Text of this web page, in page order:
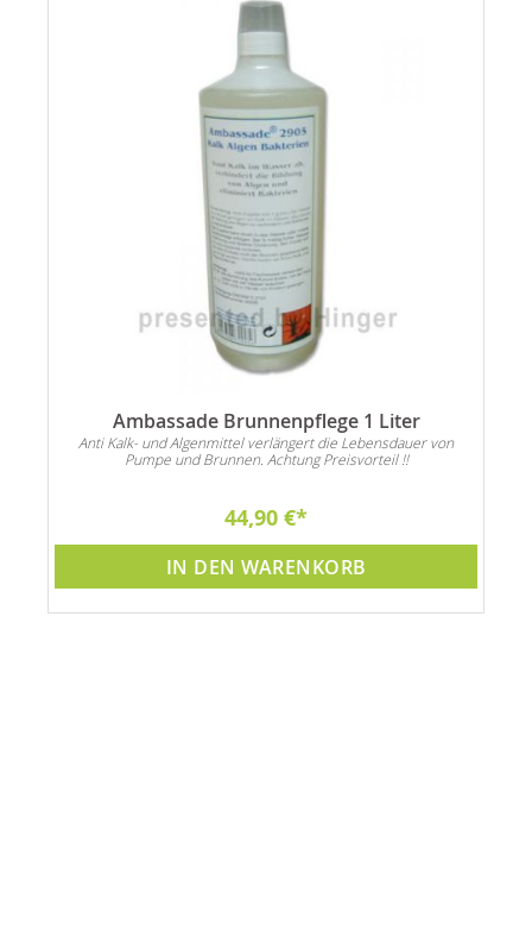
Ambassade Brunnenpflege 1 Liter
Anti Kalk- und Algenmittel verlängert die Lebensdauer von
Pumpe und Brunnen. Achtung Preisvorteil !!
44,90 €
IN DEN WARENKORB